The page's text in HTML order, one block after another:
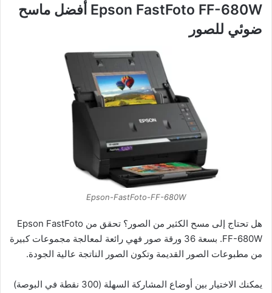
Epson FastFoto FF-680W أفضل ماسح
ضوئي للصور
Epson-FastFoto-FF-680W
هل تحتاج إلى مسح الكثير من الصور؟ تحقق من Epson FastFoto
FF-680W. بسعة 36 ورقة صور فهي رائعة لمعالجة مجموعات كبيرة
من مطبوعات الصور القديمة وتكون الصور الناتجة عالية الجودة.
يمكنك الاختيار بين أوضاع المشاركة السهلة (300 نقطة في البوصة)